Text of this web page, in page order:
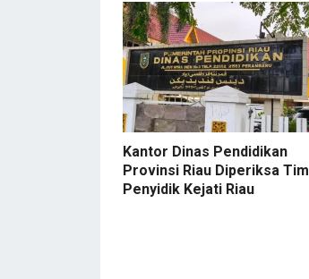
Kantor Dinas Pendidikan
Provinsi Riau Diperiksa Tim
Penyidik Kejati Riau